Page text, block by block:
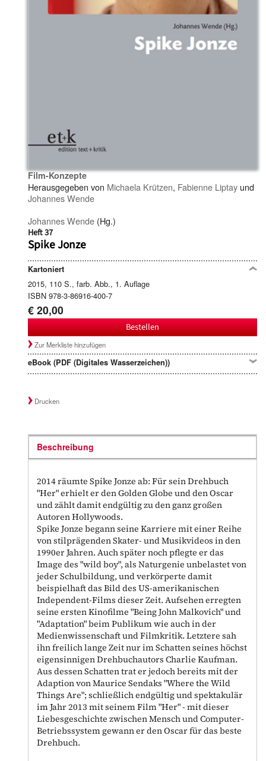
Film-Konzepte
Herausgegeben von Michaela Krützen, Fabienne Liptay und
Johannes Wende
Johannes Wende (Hg.)
Heft 37
Spike Jonze
Kartoniert
2015, 110 S., farb. Abb., 1. Auflage
ISBN 978-3-86916-400-7
€ 20,00
Bestellen
Zur Merkliste hinzufügen
eBook (PDF (Digitales Wasserzeichen))
Drucken
Beschreibung
2014 räumte Spike Jonze ab: Für sein Drehbuch
"Her" erhielt er den Golden Globe und den Oscar
und zählt damit endgültig zu den ganz großen
Autoren Hollywoods.
Spike Jonze begann seine Karriere mit einer Reihe
von stilprägenden Skater- und Musikvideos in den
1990er Jahren. Auch später noch pflegte er das
Image des "wild boy", als Naturgenie unbelastet von
jeder Schulbildung, und verkörperte damit
beispielhaft das Bild des US-amerikanischen
Independent-Films dieser Zeit. Aufsehen erregten
seine ersten Kinofilme "Being John Malkovich" und
"Adaptation" beim Publikum wie auch in der
Medienwissenschaft und Filmkritik. Letztere sah
ihn freilich lange Zeit nur im Schatten seines höchst
eigensinnigen Drehbuchautors Charlie Kaufman.
Aus dessen Schatten trat er jedoch bereits mit der
Adaption von Maurice Sendaks "Where the Wild
Things Are"; schließlich endgültig und spektakulär
im Jahr 2013 mit seinem Film "Her" - mit dieser
Liebesgeschichte zwischen Mensch und Computer-
Betriebssystem gewann er den Oscar für das beste
Drehbuch.